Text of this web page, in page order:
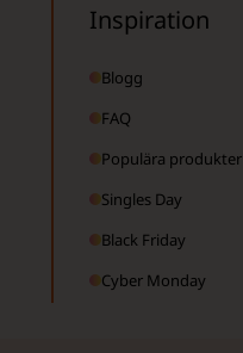
Inspiration
Blogg
FAQ
Populära produkter
Singles Day
Black Friday
Cyber Monday